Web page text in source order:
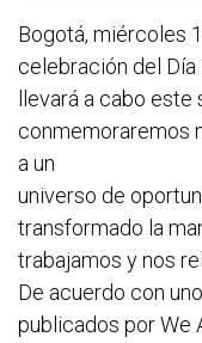
Bogotá, miércoles
celebración del
llevará a cabo
conmemoraremos
a un
universo de
transformado la
trabajamos y nos
De acuerdo con
publicados por We